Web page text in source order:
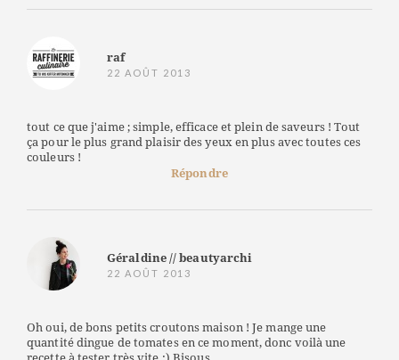
raf
22 AOÛT 2013
tout ce que j'aime ; simple, efficace et plein de saveurs ! Tout
ça pour le plus grand plaisir des yeux en plus avec toutes ces
couleurs !
Répondre
Géraldine // beautyarchi
22 AOÛT 2013
Oh oui, de bons petits croutons maison ! Je mange une
quantité dingue de tomates en ce moment, donc voilà une